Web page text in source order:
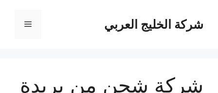
المحتوىشركة الخليج العربي القائمة
شركة شحن من بريدة